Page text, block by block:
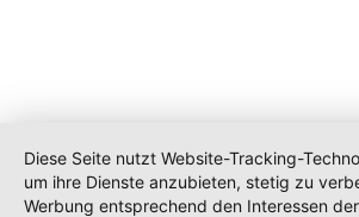
Diese Seite nutzt Website-Tracking-
um ihre Dienste anzubieten, stetig zu
Werbung entsprechend den Interessen